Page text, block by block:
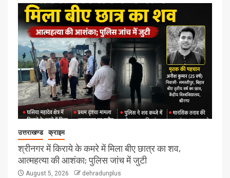
उत्तराखण्ड क्राइम
श्रीनगर में किराये के कमरे में मिला बीए छात्र का शव,
आत्महत्या की आशंका; पुलिस जांच में जुटी
August 5, 2026 dehradunplus